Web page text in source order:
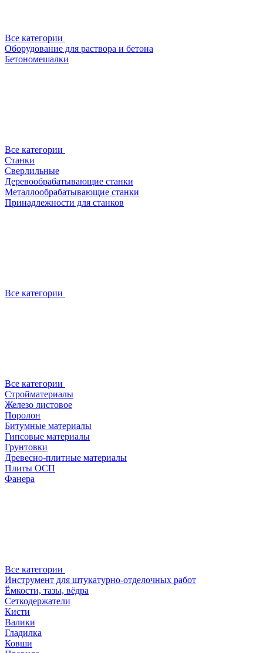
Все категории
Оборудование для раствора и бетона
Бетономешалки
Все категории
Станки
Сверлильные
Деревообрабатывающие станки
Металлообрабатывающие станки
Принадлежности для станков
Все категории
Все категории
Стройматериалы
Железо листовое
Поролон
Битумные материалы
Гипсовые материалы
Грунтовки
Древесно-плитные материалы
Плиты ОСП
Фанера
Все категории
Инструмент для штукатурно-отделочных работ
Ёмкости, тазы, вёдра
Сеткодержатели
Кисти
Валики
Гладилка
Ковши